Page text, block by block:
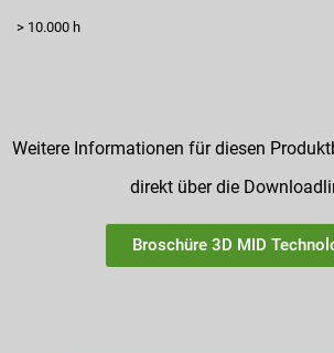
> 10.000 h
Weitere Informationen für diesen
direkt über die
Broschüre 3D MID